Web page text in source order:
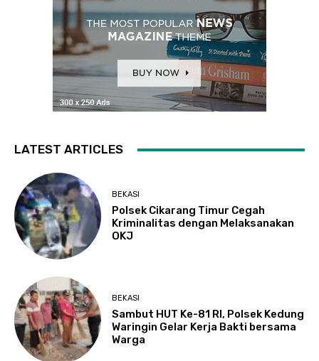
LATEST ARTICLES
BEKASI
Polsek Cikarang Timur Cegah
Kriminalitas dengan Melaksanakan
OKJ
BEKASI
Sambut HUT Ke-81 RI, Polsek Kedung
Waringin Gelar Kerja Bakti bersama
Warga